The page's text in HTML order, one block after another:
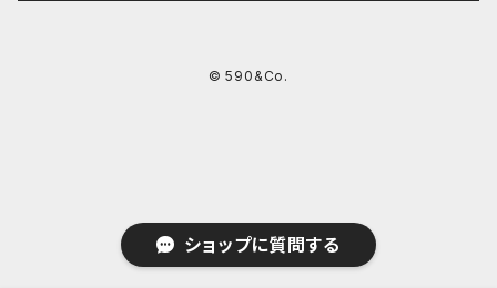
ショップに質問する
シャープペンシルIII
© 590&Co.